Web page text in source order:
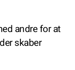
andre for at
skaber